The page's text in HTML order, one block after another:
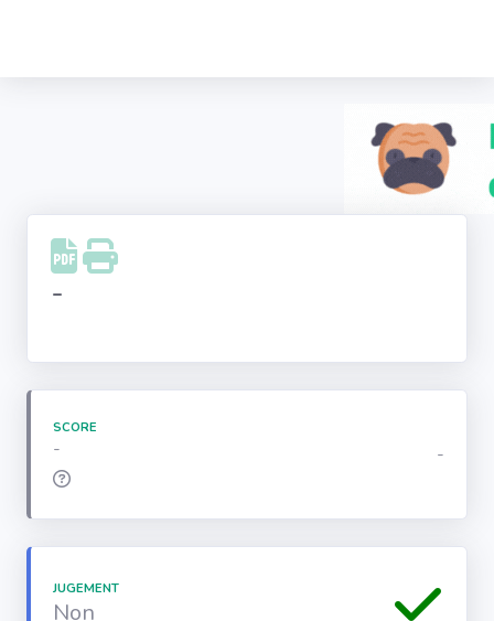
Facebook
Instagram
-
SCORE
- -
JUGEMENT
Non